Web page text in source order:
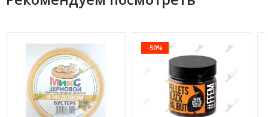
-50%